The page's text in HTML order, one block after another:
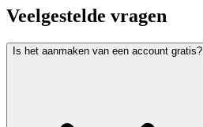
Veelgestelde vragen
Is het aanmaken van een account gratis?